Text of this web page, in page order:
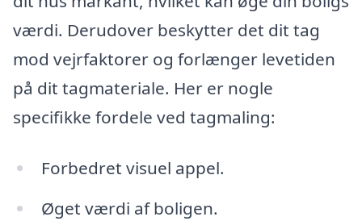
værdi. Derudover beskytter det dit tag
mod vejrfaktorer og forlænger levetiden
på dit tagmateriale. Her er nogle
specifikke fordele ved tagmaling:
Forbedret visuel appel.
Øget værdi af boligen.